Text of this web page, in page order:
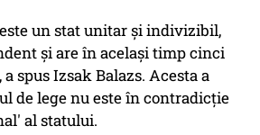
un stat unitar şi indivizibil,
şi are în acelaşi timp cinci
spus Izsak Balazs. Acesta a
de lege nu este în contradicţie
al statului.